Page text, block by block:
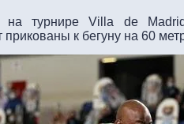
турнире Villa de
прикованы к бегуну на 60